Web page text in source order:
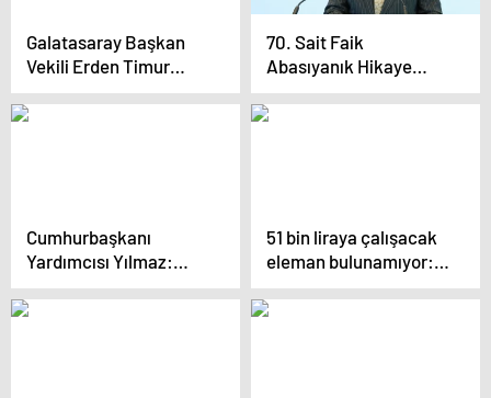
Galatasaray Başkan
Vekili Erden Timur
görevinden istifa etti:
Tutunacak dalım yok
70. Sait Faik
Abasıyanık Hikaye
Armağanı Barlas
Özarıkça’ya verildi
Cumhurbaşkanı
Yardımcısı Yılmaz:
Hem yaşlı hem
yoksulsanız bu tam bir
51 bin liraya çalışacak
eleman bulunamıyor:
Gençlerimiz iş
beğenmiyor